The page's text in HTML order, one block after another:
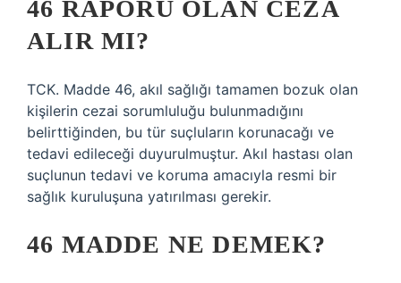
46 RAPORU OLAN CEZA
ALIR MI?
TCK. Madde 46, akıl sağlığı tamamen bozuk olan
kişilerin cezai sorumluluğu bulunmadığını
belirttiğinden, bu tür suçluların korunacağı ve
tedavi edileceği duyurulmuştur. Akıl hastası olan
suçlunun tedavi ve koruma amacıyla resmi bir
sağlık kuruluşuna yatırılması gerekir.
46 MADDE NE DEMEK?